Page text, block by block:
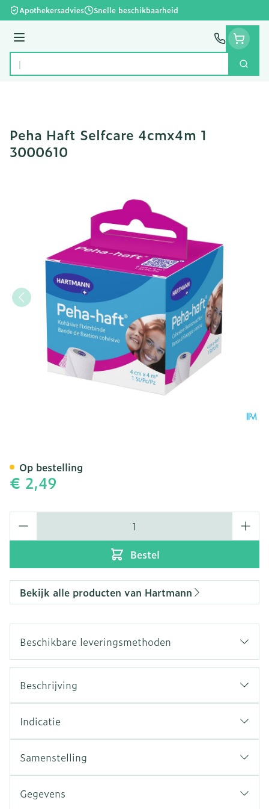
Ga naar de inhoud
Apothekersadvies Snelle beschikbaarheid
Menu
Product, merk, categorie...
Zoek
Peha Haft Selfcare 4cmx4m 1
3000610
€ 2,49
Bestel
Op bestelling
Bekijk alle producten van Hartmann
Beschikbare leveringsmethoden
Beschrijving
Indicatie
Samenstelling
Gegevens